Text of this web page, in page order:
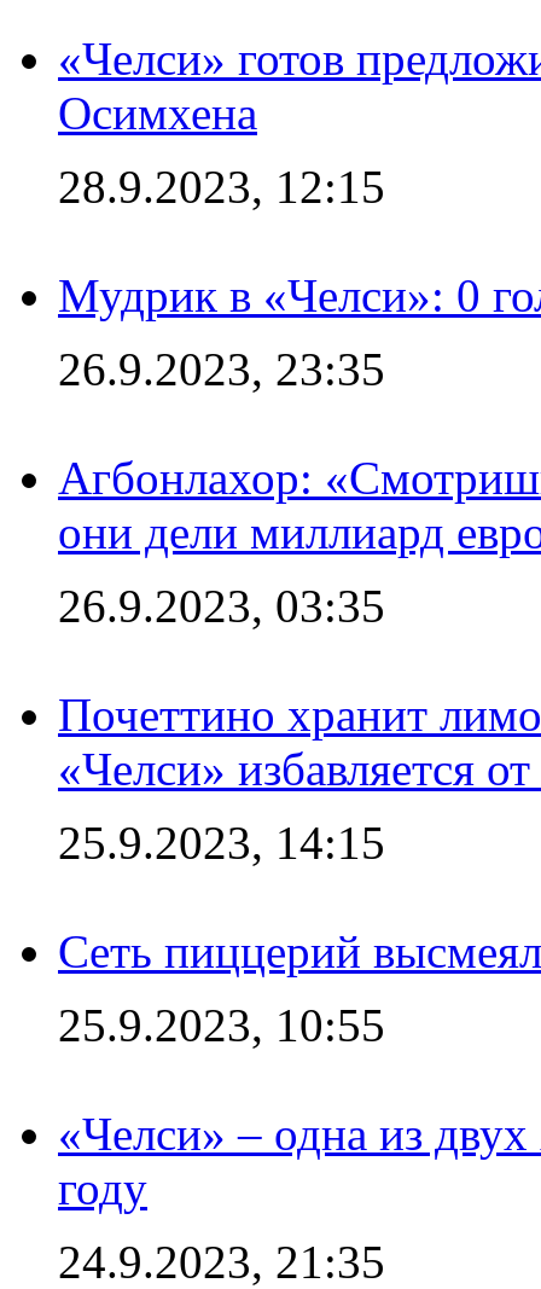
«Челси» готов
Осимхена
28.9.2023, 12:15
Мудрик в «Челси»: 0
26.9.2023, 23:35
Агбонлахор:
они дели миллиард
26.9.2023, 03:35
Почеттино хранит
«Челси» избавляется
25.9.2023, 14:15
Сеть пиццерий
25.9.2023, 10:55
«Челси» – одна из
году
24.9.2023, 21:35